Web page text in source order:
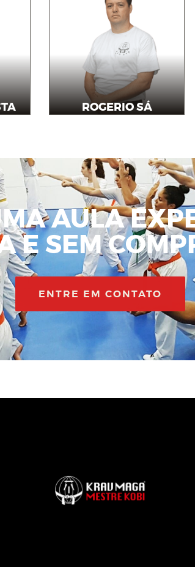
ROGERIO SÁ
Professor
AULA
E SEM
ENTRE EM CONTATO